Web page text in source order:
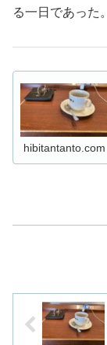
る一日であった
hibitantanto.com